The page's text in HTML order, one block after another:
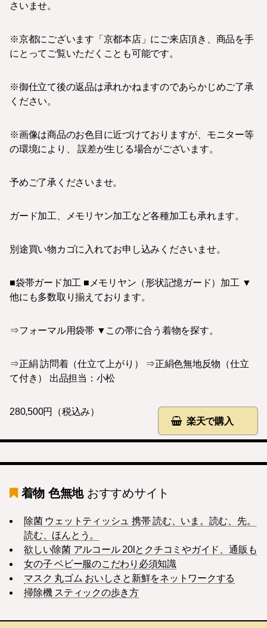
さいませ。
※京都にございます「京都本店」にご来店頂き、商品を手
にとってご覧いただくことも可能です。
※御仕立て後の返品は承れかねますのであらかじめご了承
ください。
※画像は商品のお色目に近づけておりますが、モニター等
の環境により、 誤差が生じる場合がございます。
予めご了承くださいませ。
ガード加工、メモリヤン加工など各種加工も承れます。
別途買い物カゴに入れてお申し込みくださいませ。
■袋帯ガード加工 ■メモリヤン（形状記憶ガード）加工 ▼
他にも多数取り揃えております。
⇒フォーマル用袋帯 ▼この帯に合う着物を探す。
⇒正絹 訪問着（仕立て上がり） ⇒正絹色無地反物（仕立
て付き） 出品担当：小松
楽天で購入
280,500円（税込み）
着物 色無地おすすめサイト
除菌 ウェットティッシュ 携帯 読む、いま。読む、先。
読む、ほんとう。
欲しい除菌 アルコール 20lとクチコミやガイド、通販も
女の子 ベビー服のこだわり必須知識
マスク 丸ゴム おいしさと新鮮をネットワークする
掃除機 スティックの歩き方